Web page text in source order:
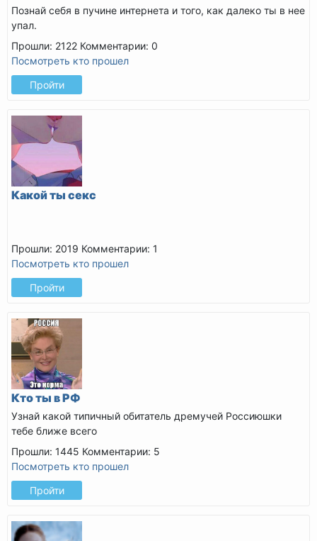
Познай себя в пучине интернета и того, как далеко ты в нее
упал.
Прошли: 2122 Комментарии: 0
Посмотреть кто прошел
Пройти
Какой ты секс
Прошли: 2019 Комментарии: 1
Посмотреть кто прошел
Пройти
Кто ты в РФ
Узнай какой типичный обитатель дремучей Россиюшки
тебе ближе всего
Прошли: 1445 Комментарии: 5
Посмотреть кто прошел
Пройти